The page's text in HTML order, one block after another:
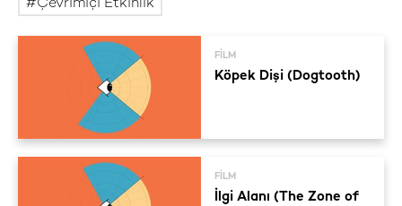
Çevrimiçi Etkinlik
FILM
Köpek Dişi (Dogtooth)
FILM
İlgi Alanı (The Zone of